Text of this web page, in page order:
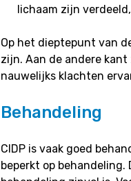
lichaam zijn
Op het dieptepunt van
zijn. Aan de andere
nauwelijks klachten
Behandeling
CIDP is vaak goed
beperkt op behandeling.